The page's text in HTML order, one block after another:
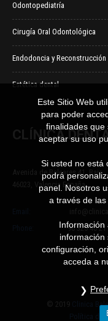
Odontopediatría
Cirugía Oral Odontológica
Endodoncia y Reconstrucción
Estética dental
CLÍNICA
Avenida de Baleares 41, Bajo
46023, Valencia España
96 325 40 21
Clinica
Política de
Este Sitio Web
para poder
finalidades que
aceptar su uso
Si usted no está
podrá
panel. Nosotros
a través de
Información
información
configuración,
acceda a